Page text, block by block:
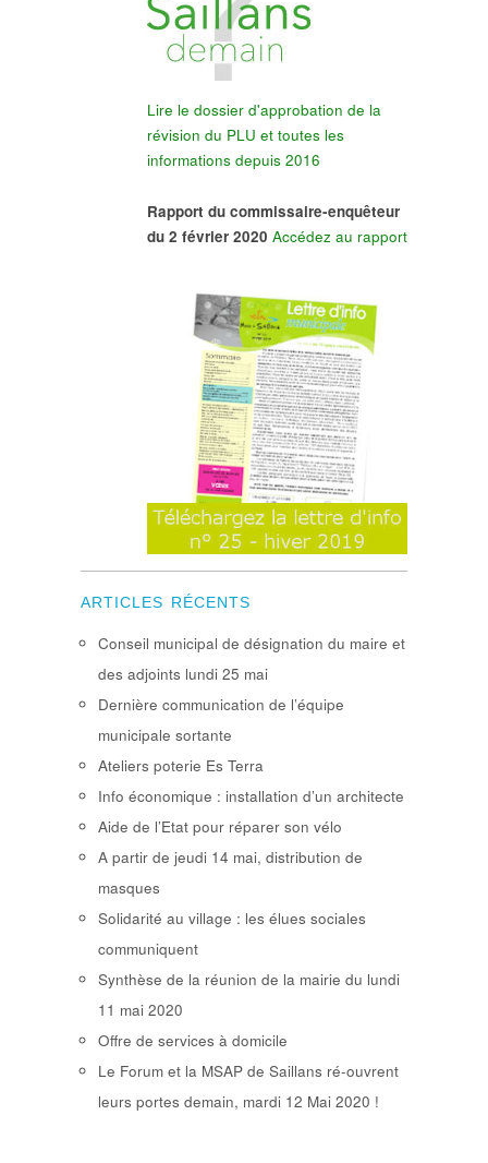
Lire le dossier d'approbation de la
révision du PLU et toutes les
informations depuis 2016
Rapport du commissaire-enquêteur
du 2 février 2020 Accédez au rapport
ARTICLES RÉCENTS
Conseil municipal de désignation du maire et
des adjoints lundi 25 mai
Dernière communication de l’équipe
municipale sortante
Ateliers poterie Es Terra
Info économique : installation d’un architecte
Aide de l’Etat pour réparer son vélo
A partir de jeudi 14 mai, distribution de
masques
Solidarité au village : les élues sociales
communiquent
Synthèse de la réunion de la mairie du lundi
11 mai 2020
Offre de services à domicile
Le Forum et la MSAP de Saillans ré-ouvrent
leurs portes demain, mardi 12 Mai 2020 !